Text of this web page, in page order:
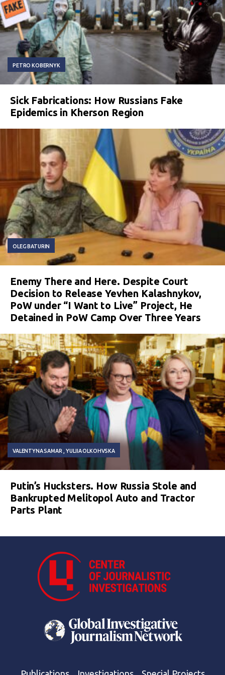
PETRO KOBERNYK
Sick Fabrications: How Russians Fake
Epidemics in Kherson Region
OLEG BATURIN
Enemy There and Here. Despite Court
Decision to Release Yevhen Kalashnykov,
PoW under “I Want to Live” Project, He
Detained in PoW Camp Over Three Years
VALENTYNA SAMAR YULIIA OLKOHVSKA
Putin’s Hucksters. How Russia Stole and
Bankrupted Melitopol Auto and Tractor
Parts Plant